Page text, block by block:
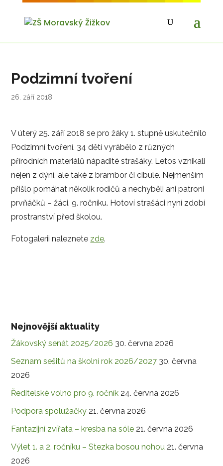
Podzimní tvoření
26. září 2018
V úterý 25. září 2018 se pro žáky 1. stupně uskutečnilo
Podzimní tvoření. 34 dětí vyrábělo z různých
přírodních materiálů nápadité strašáky. Letos vznikali
nejen z dýní, ale také z brambor či cibule. Nejmenším
přišlo pomáhat několik rodičů a nechyběli ani patroni
prvňáčků – žáci. 9. ročníku. Hotoví strašáci nyní zdobí
prostranství před školou.
Fotogalerii naleznete zde.
Nejnovější aktuality
Žákovský senát 2025/2026 30. června 2026
Seznam sešitů na školní rok 2026/2027 30. června
2026
Ředitelské volno pro 9. ročník 24. června 2026
Podpora spolužačky 21. června 2026
Fantazijní zvířata – kresba na sóle 21. června 2026
Výlet 1. a 2. ročníku – Stezka bosou nohou 21. června
2026